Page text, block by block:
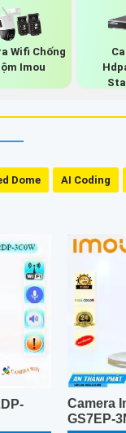
Wifi Chống
Imou
Dome AI Coding
Camera
GS7EP-